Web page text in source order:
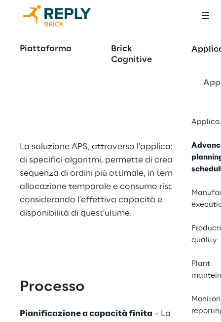
Piattaforma
Brick
Cognitive
quality
Plant
Advanced
planning &
La soluzione APS, attraverso l'applicazione
di specifici algoritmi, permette di creare la
sequenza di ordini più ottimale, in termini di
allocazione temporale e consumo risorse,
considerando l'effettiva capacità e
disponibilità di quest'ultime.
Processo
Pianificazione a capacità finita – La